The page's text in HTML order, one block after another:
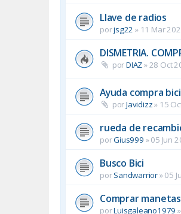
Llave de radios
porjsg22 » 11 Mar
DISMETRIA.
porDIAZ»28 Oct
Ayuda compra
porJavidizz» 15
rueda de
porGius999 »05 Jun
Busco Bici
porSandwarrior»05
Comprar
porLuisgaleano1979 »